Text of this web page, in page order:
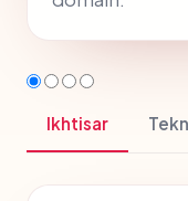
Ikhtisar